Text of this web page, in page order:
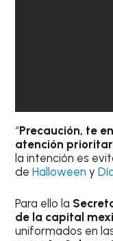
“Precaución, te
atención
la intención es
deHalloween y
Para ello la
de la capital
uniformados en